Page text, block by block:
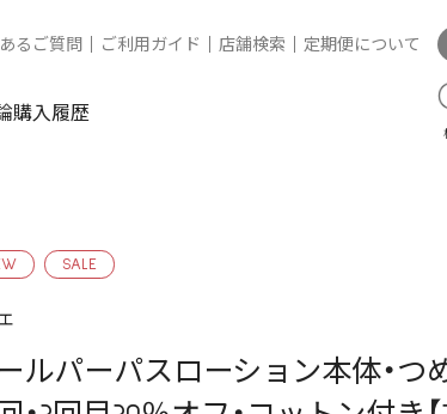
るご質問 ご利用ガイド 店舗検索 定期便について
購入履歴
SALE
ルパーパスローション本体・つ